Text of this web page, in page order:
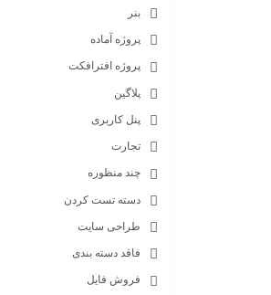
بنر
پروژه آماده
پروژه افترافکت
پلاگین
پنل کاربری
تجارت
چند منظوره
دسته تست کردن
طراحی سایت
فاقد دسته بندی
فروش فایل